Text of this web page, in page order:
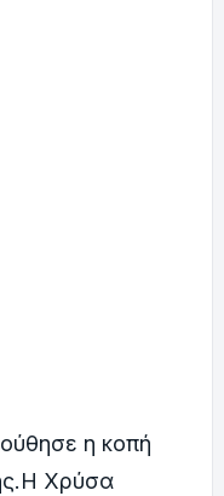
η κοπή
Χρύσα